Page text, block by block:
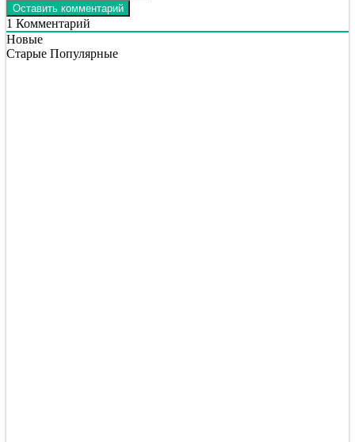
1 Комментарий
Новые
Старые Популярные